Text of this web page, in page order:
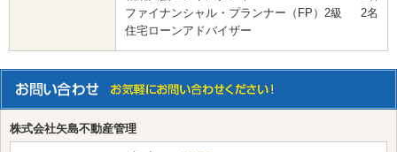
ファイナンシャル・プランナー（FP）2級
2名
住宅ローンアドバイザー
株式会社矢島不動産管理